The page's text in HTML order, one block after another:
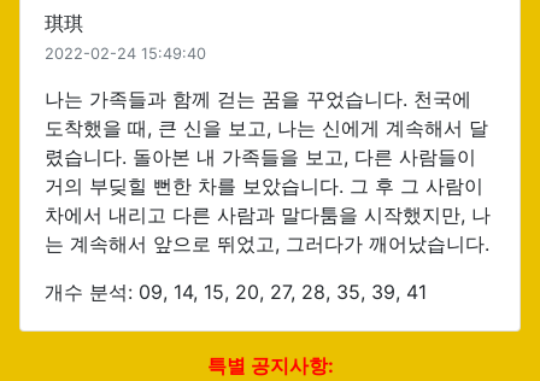
琪琪
2022-02-24 15:49:40
나는 가족들과 함께 걷는 꿈을 꾸었습니다. 천국에
도착했을 때, 큰 신을 보고, 나는 신에게 계속해서 달
렸습니다. 돌아본 내 가족들을 보고, 다른 사람들이
거의 부딪힐 뻔한 차를 보았습니다. 그 후 그 사람이
차에서 내리고 다른 사람과 말다툼을 시작했지만, 나
는 계속해서 앞으로 뛰었고, 그러다가 깨어났습니다.
개수 분석: 09, 14, 15, 20, 27, 28, 35, 39, 41
특별 공지사항: